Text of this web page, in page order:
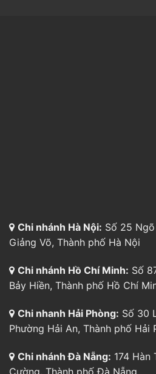
Chi nhánh Hà Nội: Số 25
Giảng Võ, Thành phố Hà Nội
Chi nhánh Hồ Chí Minh: Số
Bảy Hiền, Thành phố Hồ Chí
Chi nhanh Hải Phòng: Số 30
Phường Hải An, Thành phố Hải
Chi nhánh Đà Nẵng: 174 Hàn
Cường, Thành phố Đà Nẵng